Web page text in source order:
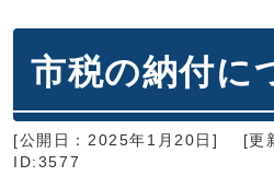
市税の納付に
[公開日：2025年1月20日]
[更
ID:3577